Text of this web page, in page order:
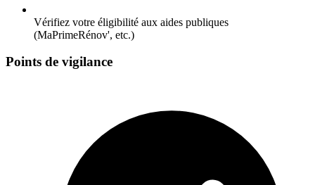
Vérifiez votre éligibilité aux aides publiques
(MaPrimeRénov', etc.)
Points de vigilance